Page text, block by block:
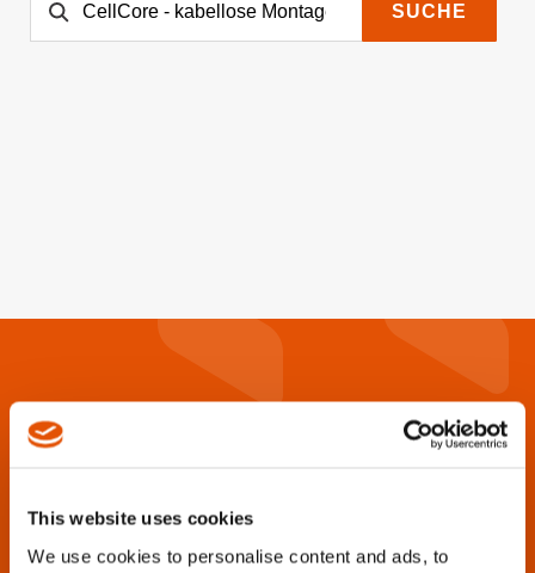
This website uses cookies
We use cookies to personalise content and ads, to
SUCHE